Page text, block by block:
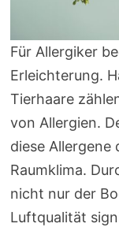
Für Allergiker
Erleichterung.
Tierhaare
von Allergien.
diese Allergene
Raumklima.
nicht nur der
Luftqualität